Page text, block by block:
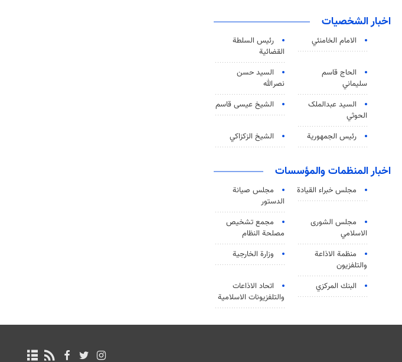
اخبار الشخصيات
الامام الخامنئي
رئیس السلطة
القضائیة
الحاج قاسم
سليماني
السيد حسن
نصرالله
السید عبدالملک
الحوثي
الشيخ عيسى قاسم
رئيس الجمهورية الشيخ الزكزاكي
اخبار المنظمات والمؤسسات
مجلس خبراء القيادة
مجلس صيانة
الدستور
مجلس الشورى
الاسلامي
مجمع تشخيص
مصلحة النظام
منظمة الاذاعة
والتلفزیون
وزارة الخارجية
البنك المركزي
اتحاد الاذاعات
والتلفزيونات الاسلامية